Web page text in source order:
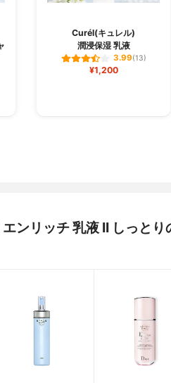
Curél(キュレル)
潤浸保湿 乳液
3.99(13)
¥1,200
ンリッチ 乳液 II しっと